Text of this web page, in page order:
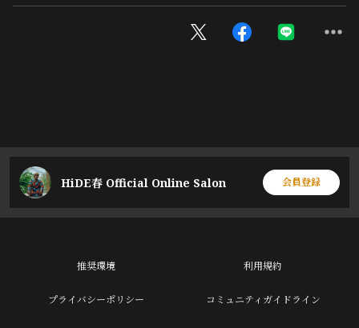
HiDE春 Official Online Salon 会員登録
推奨環境 利用規約
プライバシーポリシー コミュニティガイドライン